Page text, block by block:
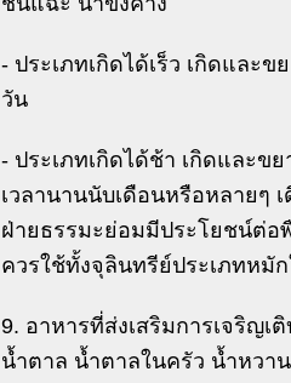
- ประเภทเกิดได้เร็ว เกิดและ
วัน
- ประเภทเกิดได้ช้า เกิดและ
เวลานานนับเดือนหรือหลายๆ
ฝ่ายธรรมะย่อมมีประโยชน์ต่อ
ควรใช้ทั้งจุลินทรีย์ประเภทห
9. อาหารที่ส่งเสริมการเจริญเ
น้ำตาล น้ำตาลในครัว น้ำหวา